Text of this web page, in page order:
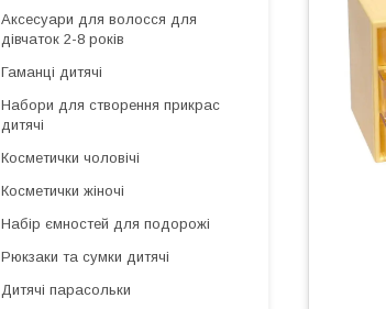
Аксесуари для волосся для
дівчаток 2-8 років
Гаманці дитячі
Набори для створення прикрас
дитячі
Косметички чоловічі
Косметички жіночі
Набір ємностей для подорожі
Рюкзаки та сумки дитячі
Дитячі парасольки